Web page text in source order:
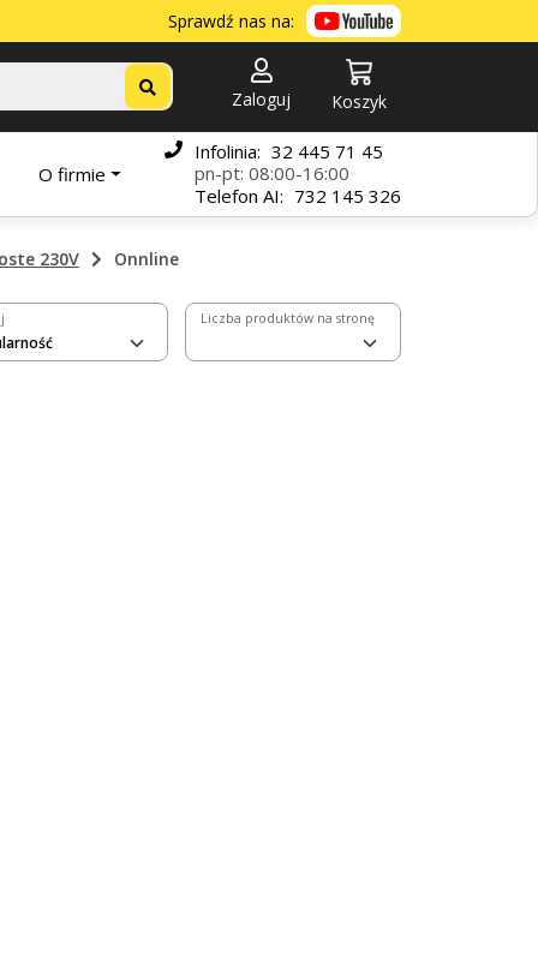
Sprawdź nas na:
Zaloguj Koszyk
O firmie
Infolinia: 32 445 71 45
pn-pt: 08:00-16:00
Telefon AI: 732 145 326
230V Onnline
Liczba produktów na stronę